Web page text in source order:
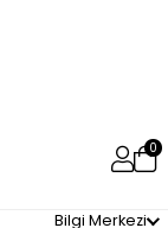
0
Bilgi Merkezi